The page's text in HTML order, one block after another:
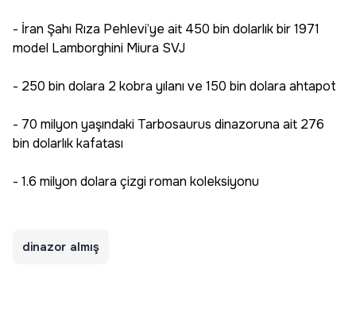
- İran Şahı Rıza Pehlevi’ye ait 450 bin dolarlık bir 1971
model Lamborghini Miura SVJ
- 250 bin dolara 2 kobra yılanı ve 150 bin dolara ahtapot
- 70 milyon yaşındaki Tarbosaurus dinazoruna ait 276
bin dolarlık kafatası
- 1.6 milyon dolara çizgi roman koleksiyonu
dinazor almış